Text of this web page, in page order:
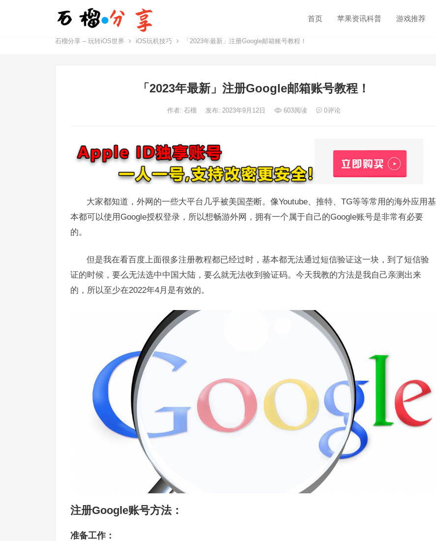
首页 苹果资讯科普 游戏推荐
石榴分享 – 玩转iOS世界 iOS玩机技巧 「2023年最新」注册Google邮箱账号教程！
「2023年最新」注册Google邮箱账号教程！
作者: 石榴 发布: 2023年9月12日 603阅读 0评论
大家都知道，外网的一些大平台几乎被美国垄断。像Youtube、推特、TG等等常用的海外应用基
本都可以使用Google授权登录，所以想畅游外网，拥有一个属于自己的Google账号是非常有必要
的。
但是我在看百度上面很多注册教程都已经过时，基本都无法通过短信验证这一块，到了短信验
证的时候，要么无法选中中国大陆，要么就无法收到验证码。今天我教的方法是我自己亲测出来
的，所以至少在2022年4月是有效的。
注册Google账号方法：
准备工作：